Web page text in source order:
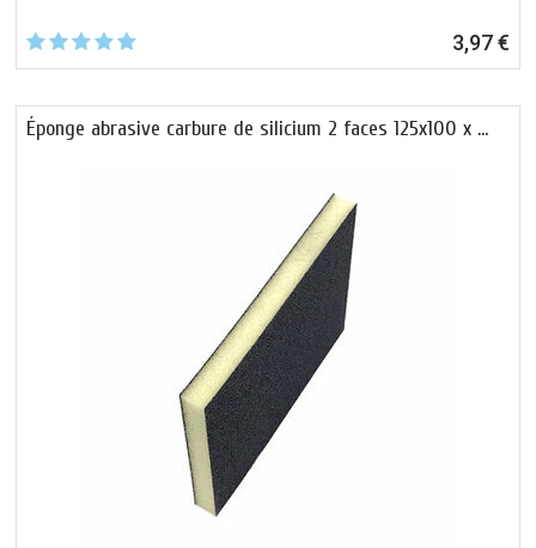
3,97 €
Éponge abrasive carbure de silicium 2 faces 125x100 x …